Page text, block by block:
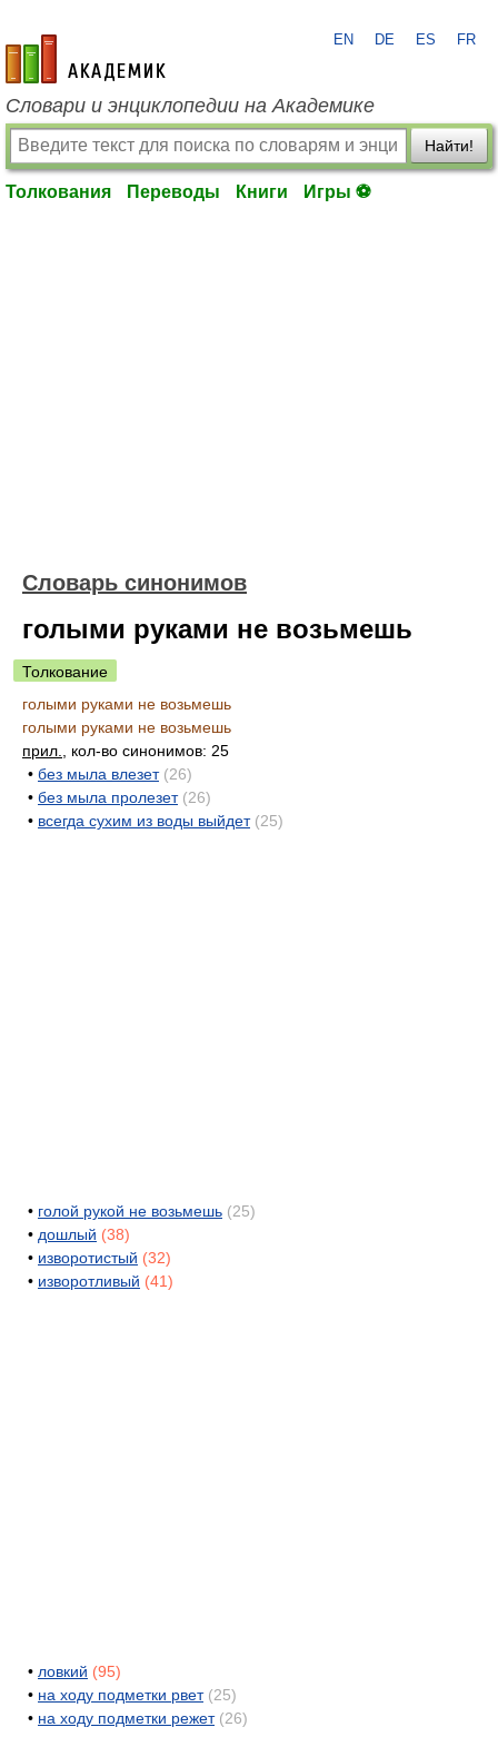
academic.ru
EN DE ES FR
Словари и энциклопедии на Академике
Найти!
Толкования Переводы Книги Игры ⚽
Словарь синонимов
голыми руками не возьмешь
Толкование
голыми руками не возьмешь
голыми руками не возьмешь
прил.
, кол-во синонимов: 25
• без мыла влезет (26)
• без мыла пролезет (26)
• всегда сухим из воды выйдет (25)
• голой рукой не возьмешь (25)
• дошлый (38)
• изворотистый (32)
• изворотливый (41)
• ловкий (95)
• на ходу подметки рвет (25)
• на ходу подметки режет (26)